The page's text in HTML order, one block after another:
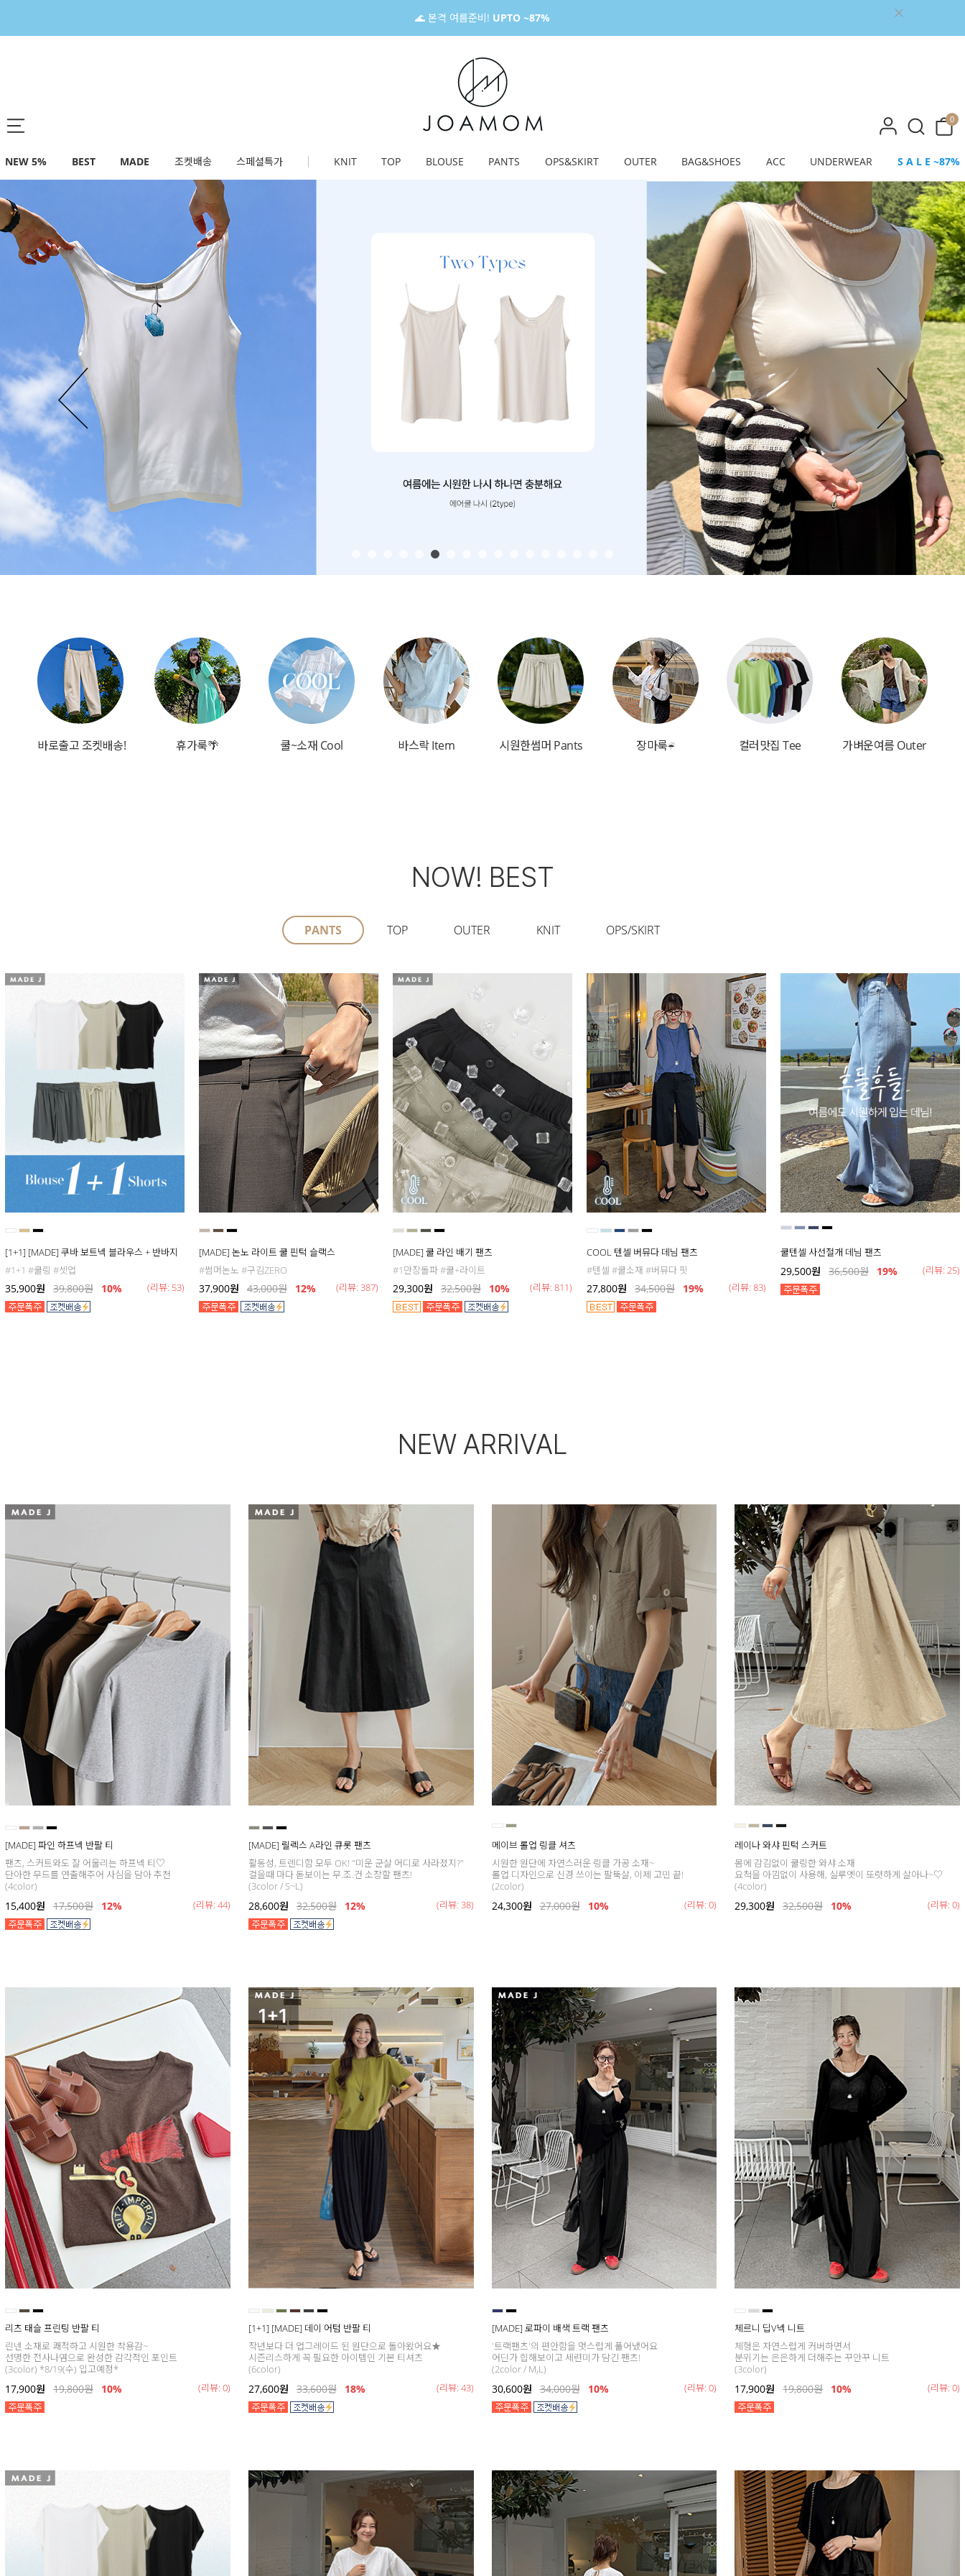
🌊 본격 여름준비! UPTO ~87%
0
NEW 5% BEST MADE 조켓배송 스페셜특가 KNIT TOP BLOUSE PANTS OPS&SKIRT OUTER BAG&SHOES ACC UNDERWEAR S A L E ~87%
바로출고 조켓배송! 휴가룩🌴 쿨~소재 Cool 바스락 Item 시원한썸머 Pants 장마룩☔ 컬러맛집 Tee 가벼운여름 Outer
NOW! BEST
PANTS TOP OUTER KNIT OPS/SKIRT
[1+1] [MADE] 쿠바 보트넥 블라우스 + 반바지
#1+1 #쿨링 #셋업
35,900원 39,800원 10% (리뷰: 53)
[MADE] 논노 라이트 쿨 핀턱 슬랙스
#썸머논노 #구김ZERO
37,900원 43,000원 12% (리뷰: 387)
[MADE] 쿨 라인 배기 팬츠
#1만장돌파 #쿨+라이트
29,300원 32,500원 10% (리뷰: 811)
COOL 텐셀 버뮤다 데님 팬츠
#텐셀 #쿨소재 #버뮤다 핏
27,800원 34,500원 19% (리뷰: 83)
쿨텐셀 사선절개 데님 팬츠
29,500원 36,500원 19% (리뷰: 25)
NEW ARRIVAL
[MADE] 파인 하프넥 반팔 티
팬츠, 스커트와도 잘 어울리는 하프넥 티♡
단아한 무드를 연출해주어 사심을 담아 추천
(4color)
15,400원 17,500원 12% (리뷰: 44)
[MADE] 릴렉스 A라인 큐롯 팬츠
활동성, 트렌디함 모두 OK! "미운 군살 어디로 사라졌지?"
걸을때 마다 돋보이는 무.조.건 소장할 팬츠!
(3color / S~L)
28,600원 32,500원 12% (리뷰: 38)
메이브 롤업 링클 셔츠
시원한 원단에 자연스러운 링클 가공 소재~
롤업 디자인으로 신경 쓰이는 팔뚝살, 이제 고민 끝!
(2color)
24,300원 27,000원 10% (리뷰: 0)
레이나 와샤 핀턱 스커트
몸에 감김없이 쿨링한 와샤 소재
요척을 아낌없이 사용해, 실루엣이 또렷하게 살아나~♡
(4color)
29,300원 32,500원 10% (리뷰: 0)
리츠 태슬 프린팅 반팔 티
린넨 소재로 쾌적하고 시원한 착용감~
선명한 전사나염으로 완성한 감각적인 포인트
(3color) *8/19(수) 입고예정*
17,900원 19,800원 10% (리뷰: 0)
[1+1] [MADE] 데이 어텀 반팔 티
작년보다 더 업그레이드 된 원단으로 돌아왔어요★
시즌리스하게 꼭 필요한 아이템인 기본 티셔츠
(6color)
27,600원 33,600원 18% (리뷰: 43)
[MADE] 로파이 배색 트랙 팬츠
'트랙팬츠'의 편안함을 멋스럽게 풀어냈어요
어딘가 힙해보이고 세련미가 담긴 팬츠!
(2color / M,L)
30,600원 34,000원 10% (리뷰: 0)
체르니 딥V넥 니트
체형은 자연스럽게 커버하면서
분위기는 은은하게 더해주는 꾸안꾸 니트
(3color)
17,900원 19,800원 10% (리뷰: 0)